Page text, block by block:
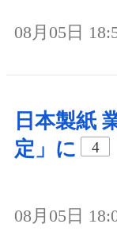
08月05日
日本製紙
定」に
4
08月05日